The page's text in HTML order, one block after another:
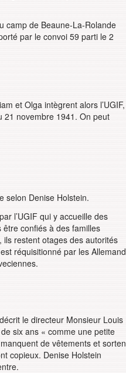
camp de Beaune-La-Rolande
par le convoi 59 parti le 2
et Olga intègrent alors l’UGIF,
21 novembre 1941. On peut
selon Denise Holstein.
l’UGIF qui y accueille des
confiés à des familles
ils restent otages des autorités
réquisitionné par les
le directeur Monsieur Louis
six ans « comme une petite
de vêtements et
copieux. Denise Holstein